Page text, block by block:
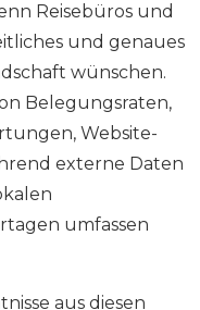
Reisebüros und
und genaues
wünschen.
Belegungsraten,
Website-
externe Daten
umfassen
aus diesen